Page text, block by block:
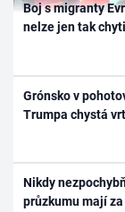
Boj s migranty
nelze jen tak
Grónsko v
Trumpa chystá
Nikdy
průzkumu mají